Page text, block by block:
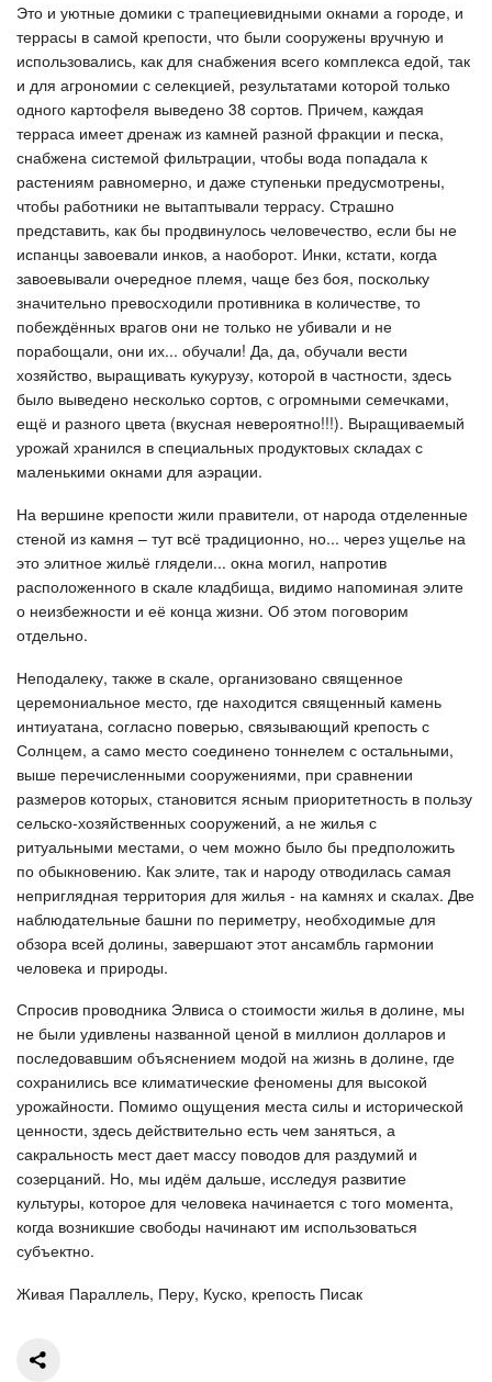
Это и уютные домики с трапециевидными окнами а городе, и
террасы в самой крепости, что были сооружены вручную и
использовались, как для снабжения всего комплекса едой, так
и для агрономии с селекцией, результатами которой только
одного картофеля выведено 38 сортов. Причем, каждая
терраса имеет дренаж из камней разной фракции и песка,
снабжена системой фильтрации, чтобы вода попадала к
растениям равномерно, и даже ступеньки предусмотрены,
чтобы работники не вытаптывали террасу. Страшно
представить, как бы продвинулось человечество, если бы не
испанцы завоевали инков, а наоборот. Инки, кстати, когда
завоевывали очередное племя, чаще без боя, поскольку
значительно превосходили противника в количестве, то
побеждённых врагов они не только не убивали и не
порабощали, они их... обучали! Да, да, обучали вести
хозяйство, выращивать кукурузу, которой в частности, здесь
было выведено несколько сортов, с огромными семечками,
ещё и разного цвета (вкусная невероятно!!!). Выращиваемый
урожай хранился в специальных продуктовых складах с
маленькими окнами для аэрации.
На вершине крепости жили правители, от народа отделенные
стеной из камня – тут всё традиционно, но... через ущелье на
это элитное жильё глядели... окна могил, напротив
расположенного в скале кладбища, видимо напоминая элите
о неизбежности и её конца жизни. Об этом поговорим
отдельно.
Неподалеку, также в скале, организовано священное
церемониальное место, где находится священный камень
интиуатана, согласно поверью, связывающий крепость с
Солнцем, а само место соединено тоннелем с остальными,
выше перечисленными сооружениями, при сравнении
размеров которых, становится ясным приоритетность в пользу
сельско-хозяйственных сооружений, а не жилья с
ритуальными местами, о чем можно было бы предположить
по обыкновению. Как элите, так и народу отводилась самая
неприглядная территория для жилья - на камнях и скалах. Две
наблюдательные башни по периметру, необходимые для
обзора всей долины, завершают этот ансамбль гармонии
человека и природы.
Спросив проводника Элвиса о стоимости жилья в долине, мы
не были удивлены названной ценой в миллион долларов и
последовавшим объяснением модой на жизнь в долине, где
сохранились все климатические феномены для высокой
урожайности. Помимо ощущения места силы и исторической
ценности, здесь действительно есть чем заняться, а
сакральность мест дает массу поводов для раздумий и
созерцаний. Но, мы идём дальше, исследуя развитие
культуры, которое для человека начинается с того момента,
когда возникшие свободы начинают им использоваться
субъектно.
Живая Параллель, Перу, Куско, крепость Писак